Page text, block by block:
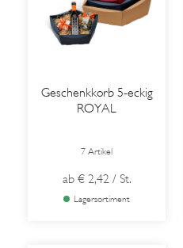
Geschenkkorb 5-eckig
ROYAL
7 Artikel
ab € 2,42 / St.
Lagersortiment